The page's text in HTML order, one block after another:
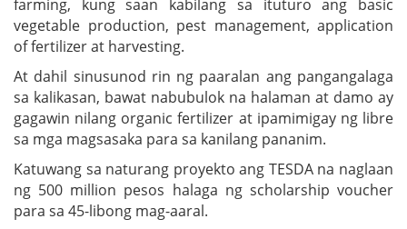
farming, kung saan kabilang sa ituturo ang basic
vegetable production, pest management, application
of fertilizer at harvesting.
At dahil sinusunod rin ng paaralan ang pangangalaga
sa kalikasan, bawat nabubulok na halaman at damo ay
gagawin nilang organic fertilizer at ipamimigay ng libre
sa mga magsasaka para sa kanilang pananim.
Katuwang sa naturang proyekto ang TESDA na naglaan
ng 500 million pesos halaga ng scholarship voucher
para sa 45-libong mag-aaral.